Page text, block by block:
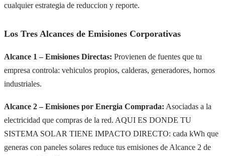
cualquier estrategia de reduccion y reporte.
Los Tres Alcances de Emisiones Corporativas
Alcance 1 – Emisiones Directas: Provienen de fuentes que tu
empresa controla: vehiculos propios, calderas, generadores, hornos
industriales.
Alcance 2 – Emisiones por Energia Comprada: Asociadas a la
electricidad que compras de la red. AQUI ES DONDE TU
SISTEMA SOLAR TIENE IMPACTO DIRECTO: cada kWh que
generas con paneles solares reduce tus emisiones de Alcance 2 de